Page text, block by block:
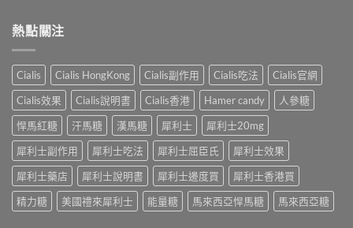
必
療
程
安
排
與
療
效
評
估〉
中
嗎？
完
整
解
析：
併
用
條
件、
風
險
全
雙
效
合
一
如
何
同
時
解
決
士
20mg
強、
半
顆
又
不
夠？
破
解
「劑
量
尬」
熱點關注
Cialis Cialis HongKong Cialis副作用 Cialis吃法
Cialis官網
Cialis效果
Cialis說明書 Cialis香港 Hamer candy
人參糖
悍馬紅糖
汗馬糖 漢馬糖 犀利士
犀利士20mg
犀利士副作用
犀利士吃法 犀利士屈臣氏
犀利士效果
犀利士藥店
犀利士說明書 犀利士邊度買
犀利士香港買
精力糖
美國禮來犀利士 能量糖 馬來西亞悍馬糖 馬來西亞糖